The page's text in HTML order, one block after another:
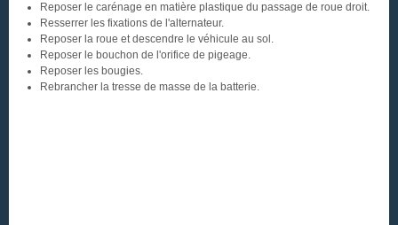
Reposer le carénage en matière plastique du passage de roue droit.
Resserrer les fixations de l'alternateur.
Reposer la roue et descendre le véhicule au sol.
Reposer le bouchon de l'orifice de pigeage.
Reposer les bougies.
Rebrancher la tresse de masse de la batterie.